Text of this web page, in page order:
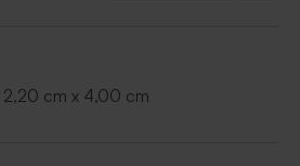
cm x 4,00 cm